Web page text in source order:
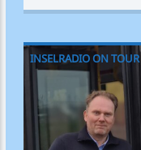
INSELRADIO ON TOUR